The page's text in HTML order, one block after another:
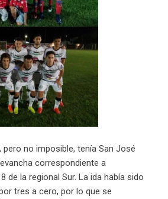
no imposible, tenía San José
correspondiente a
de la regional Sur. La ida había sido
tres a cero, por lo que se